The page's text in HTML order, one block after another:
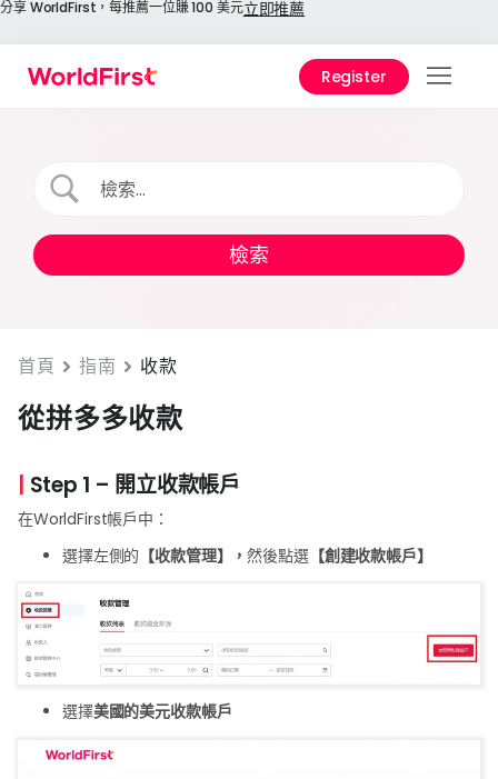
分享 WorldFirst，每推薦一位賺 100 美元立即推薦
Register
境寶
首頁 指南 收款
從拼多多收款
Step 1 – 開立收款帳戶
在WorldFirst帳戶中：
選擇左側的 【收款管理】，然後點選【創建收款帳戶】
選擇美國的美元收款帳戶